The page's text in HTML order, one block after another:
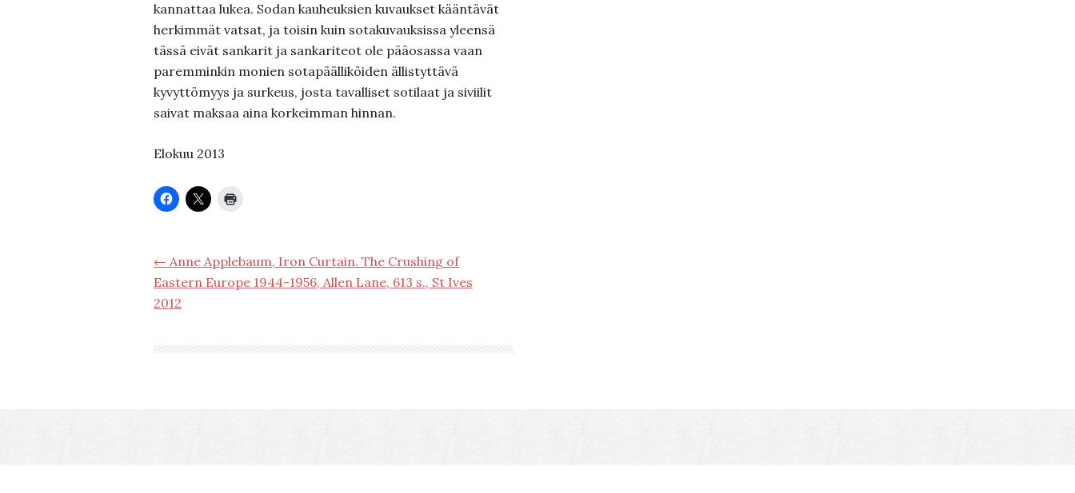
kannattaa lukea. Sodan kauheuksien kuvaukset kääntävät
herkimmät vatsat, ja toisin kuin sotakuvauksissa yleensä
tässä eivät sankarit ja sankariteot ole pääosassa vaan
paremminkin monien sotapäälliköiden ällistyttävä
kyvyttömyys ja surkeus, josta tavalliset sotilaat ja siviilit
saivat maksaa aina korkeimman hinnan.
Elokuu 2013
← Anne Applebaum, Iron Curtain. The Crushing of
Eastern Europe 1944-1956, Allen Lane, 613 s., St Ives
2012